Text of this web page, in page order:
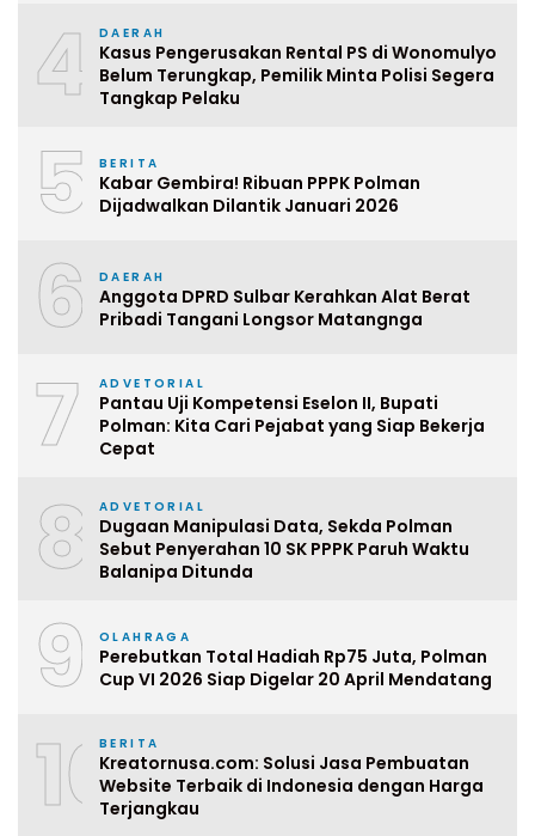
4 DAERAH
Kasus Pengerusakan Rental PS di Wonomulyo
Belum Terungkap, Pemilik Minta Polisi Segera
Tangkap Pelaku
5 BERITA
Kabar Gembira! Ribuan PPPK Polman
Dijadwalkan Dilantik Januari 2026
6 DAERAH
Anggota DPRD Sulbar Kerahkan Alat Berat
Pribadi Tangani Longsor Matangnga
7 ADVETORIAL
Pantau Uji Kompetensi Eselon II, Bupati
Polman: Kita Cari Pejabat yang Siap Bekerja
Cepat
8 ADVETORIAL
Dugaan Manipulasi Data, Sekda Polman
Sebut Penyerahan 10 SK PPPK Paruh Waktu
Balanipa Ditunda
9 OLAHRAGA
Perebutkan Total Hadiah Rp75 Juta, Polman
Cup VI 2026 Siap Digelar 20 April Mendatang
10BERITA
Kreatornusa.com: Solusi Jasa Pembuatan
Website Terbaik di Indonesia dengan Harga
Terjangkau